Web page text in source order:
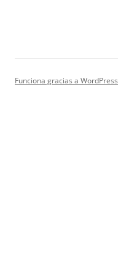
Funciona gracias a WordPress